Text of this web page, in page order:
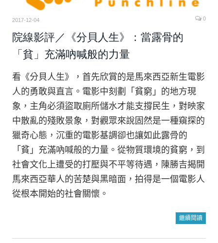
2017-12-04 0
院線影評／《分貝人生》：當露骨的
「貧」充滿吶喊般的力量
看《分貝人生》，首先欣賞的是馬來西亞新生電影
人的勇敢與直言。電影中刻劃「貧窮」的地方現
象，主角必須盜取廁所儲水才能支撐民生，對映家
中散亂的殘敗景象，對觀眾來說固然是一種窺探的
獵奇心態，沉重的電影基調卻也讓如此露骨的
「貧」充滿吶喊般的力量。從物質環境的貧窮，到
社會文化上遭受的打壓與不平等待遇，陳勝吉揭開
馬來西亞華人的苦楚與黑暗面，拍得是一個電影人
從根本開始的社會關懷。
繼續閱讀